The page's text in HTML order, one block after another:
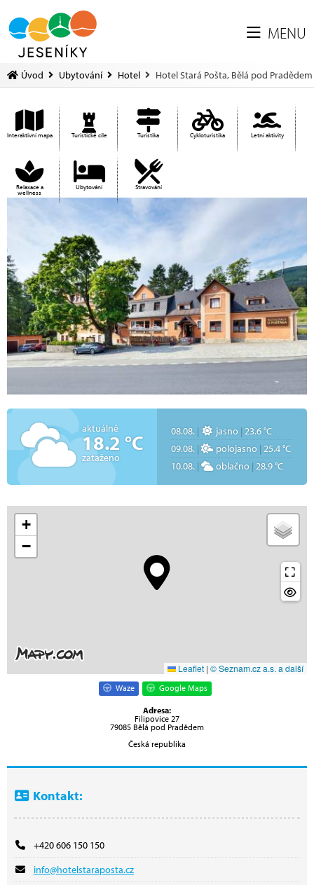
MENU
Úvod Ubytování Hotel Hotel Stará Pošta, Bělá pod Pradědem
Interaktivní mapa Turistické cíle Turistika Cykloturistika Letní aktivity
Relaxace a
wellness
Ubytování Stravování
aktuálně
18.2 °C
zataženo
08.08. | jasno | 23.6 °C
09.08. | polojasno | 25.4 °C
10.08. | oblačno | 28.9 °C
+
−
Leaflet | © Seznam.cz a.s. a další
Waze Google Maps
Adresa:
Filipovice 27
79085 Bělá pod Pradědem
Česká republika
Kontakt:
+420 606 150 150
info@hotelstaraposta.cz